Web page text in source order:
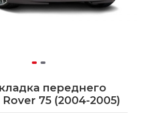
переднего
75 (2004-2005)